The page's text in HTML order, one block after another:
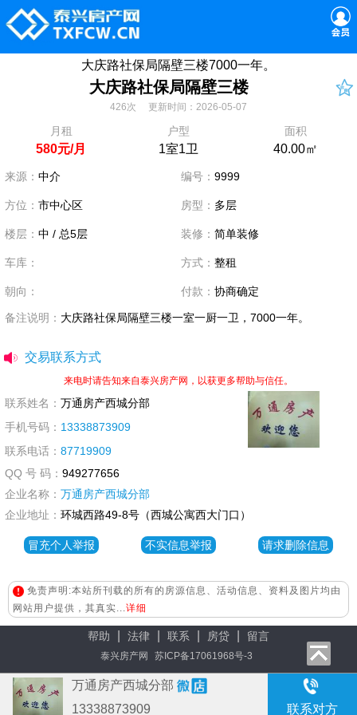
大庆路社保局隔壁三楼7000一年。
大庆路社保局隔壁三楼
426次 更新时间：2026-05-07
月租
580元/月
户型
1室1卫
面积
40.00㎡
来源： 中介 编号： 9999
方位： 市中心区 房型： 多层
楼层： 中 / 总5层 装修： 简单装修
车库： 方式： 整租
朝向： 付款： 协商确定
备注说明： 大庆路社保局隔壁三楼一室一厨一卫，7000一年。
交易联系方式
来电时请告知来自泰兴房产网，以获更多帮助与信任。
联系姓名： 万通房产西城分部
手机号码： 13338873909
联系电话： 87719909
QQ 号 码： 949277656
企业名称： 万通房产西城分部
企业地址： 环城西路49-8号（西城公寓西大门口）
冒充个人举报 不实信息举报 请求删除信息
免责声明:本站所刊载的所有的房源信息、活动信息、资料及图片均由
网站用户提供，其真实...详细
帮助 法律 联系 房贷 留言
泰兴房产网 苏ICP备17061968号-3
万通房产西城分部
13338873909
联系对方